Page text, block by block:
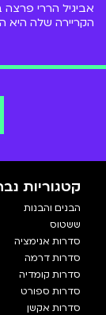
אביגיל הררי
קטגוריות
הבנים והבנות
ששטוס
סדרות אנימציה
סדרות דרמה
סדרות קומדיה
סדרות ספורט
סדרות אקשן